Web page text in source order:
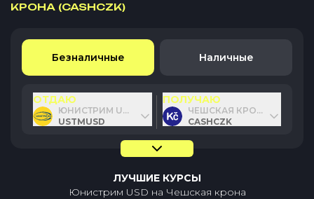
КРОНА (CASHCZK)
Безналичные Наличные
ОТДАЮ
ЮНИСТРИМ USD
USTMUSD
ПОЛУЧАЮ
ЧЕШСКАЯ КРОНА
CASHCZK
ЛУЧШИЕ КУРСЫ
Юнистрим USD на Чешская крона